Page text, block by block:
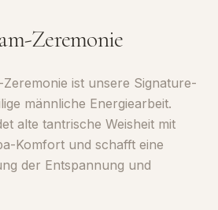
Zeremonie
ist unsere Signature-
männliche Energiearbeit.
alte tantrische Weisheit mit
Komfort und schafft eine
der Entspannung und